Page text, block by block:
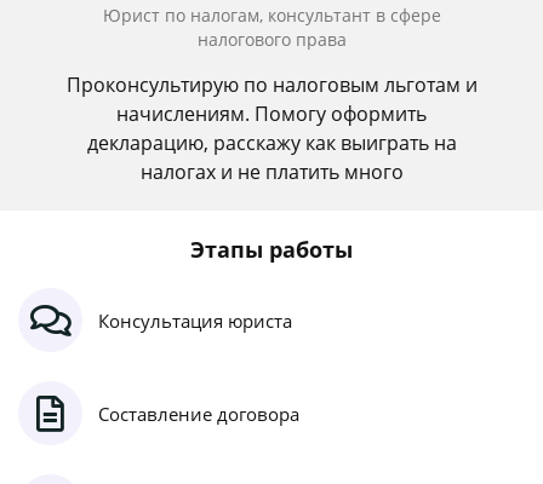
Юрист по налогам, консультант в сфере
налогового права
Проконсультирую по налоговым льготам и
начислениям. Помогу оформить
декларацию, расскажу как выиграть на
налогах и не платить много
Этапы работы
Консультация юриста
Составление договора